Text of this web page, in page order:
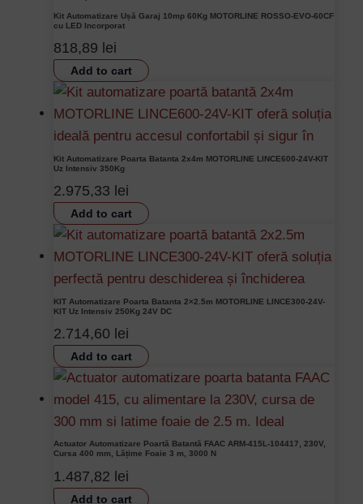
Kit Automatizare Ușă Garaj 10mp 60Kg MOTORLINE ROSSO-EVO-60CF
cu LED Incorporat
818,89 lei
Add to cart
Kit Automatizare Poarta Batanta 2x4m MOTORLINE LINCE600-24V-KIT
Uz Intensiv 350Kg
2.975,33 lei
Add to cart
KIT Automatizare Poarta Batanta 2×2.5m MOTORLINE LINCE300-24V-
KIT Uz Intensiv 250Kg 24V DC
2.714,60 lei
Add to cart
Actuator Automatizare Poartă Batantă FAAC ARM-415L-104417, 230V,
Cursa 400 mm, Lățime Foaie 3 m, 3000 N
1.487,82 lei
Add to cart